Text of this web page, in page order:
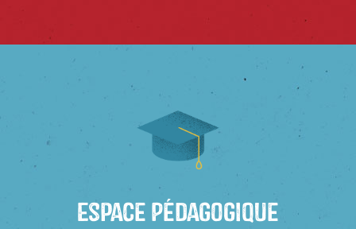
Espace Pédagogique